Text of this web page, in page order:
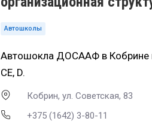
Автошколы
Автошокла ДОСААФ в Кобрине
СЕ, D.
Кобрин, ул. Советская, 83
+375 (1642) 3-80-11